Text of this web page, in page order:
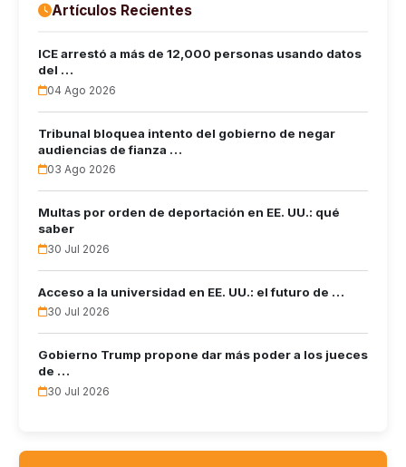
Artículos Recientes
ICE arrestó a más de 12,000 personas usando datos
del …
04 Ago 2026
Tribunal bloquea intento del gobierno de negar
audiencias de fianza …
03 Ago 2026
Multas por orden de deportación en EE. UU.: qué
saber
30 Jul 2026
Acceso a la universidad en EE. UU.: el futuro de …
30 Jul 2026
Gobierno Trump propone dar más poder a los jueces
de …
30 Jul 2026